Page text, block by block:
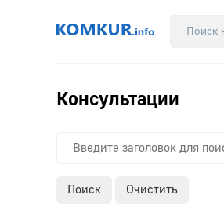
Консультации
Поиск Очистить